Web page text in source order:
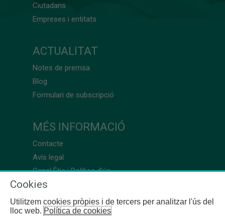
Ciutadans
Empreses i entitats
ACTUALITAT
Notes de premsa
Blog
Formulari de subscripció
MÉS INFORMACIÓ
Contacte
Avís legal
Canal Ètic i Política d’ús
Cookies
Utilitzem cookies pròpies i de tercers per analitzar l'ús del
lloc web.Política de cookies